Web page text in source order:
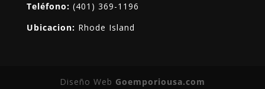
Teléfono: (401) 369-1196
Ubicacion: Rhode Island
Diseño Web Goemporiousa.com